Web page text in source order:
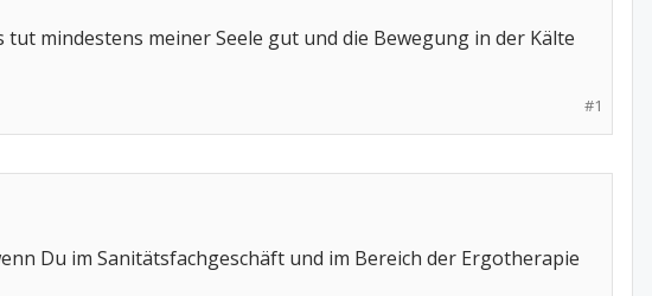
mindestens meiner Seele gut und die Bewegung in der Kälte
#1
Du im Sanitätsfachgeschäft und im Bereich der Ergotherapie